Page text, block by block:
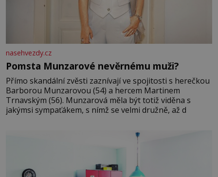
nasehvezdy.cz
Pomsta Munzarové nevěrnému muži?
Přímo skandální zvěsti zaznívají ve spojitosti s herečkou
Barborou Munzarovou (54) a hercem Martinem
Trnavským (56). Munzarová měla být totiž viděna s
jakýmsi sympaťákem, s nímž se velmi družně, až d